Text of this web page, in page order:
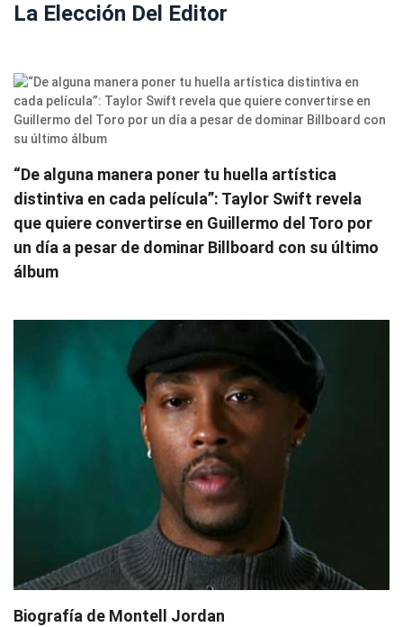
La Elección Del Editor
“De alguna manera poner tu huella artística
distintiva en cada película”: Taylor Swift revela
que quiere convertirse en Guillermo del Toro por
un día a pesar de dominar Billboard con su último
álbum
Biografía de Montell Jordan